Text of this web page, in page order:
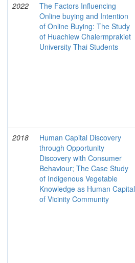
2022
The Factors Influencing
Online buying and Intention
of Online Buying: The Study
of Huachiew Chalermprakiet
University Thai Students
2018
Human Capital Discovery
through Opportunity
Discovery with Consumer
Behaviour; The Case Study
of Indigenous Vegetable
Knowledge as Human Capital
of Vicinity Community